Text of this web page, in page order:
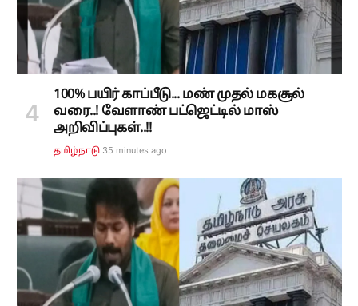
100% பயிர் காப்பீடு... மண் முதல் மகசூல்
வரை..! வேளாண் பட்ஜெட்டில் மாஸ்
அறிவிப்புகள்..!!
தமிழ்நாடு 36 minutes ago